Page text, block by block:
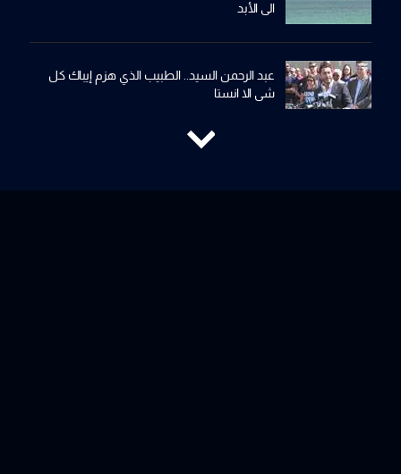
الى الأبد
عبد الرحمن السيد.. الطبيب الذي هزم إيباك كل
شي الا انستا